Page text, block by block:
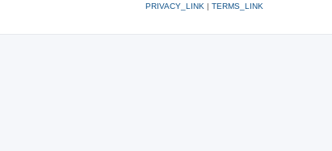
PRIVACY_LINK | TERMS_LINK